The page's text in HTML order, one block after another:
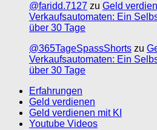
@faridd.7127 zu Geld
Verkaufsautomaten: Ein
über 30 Tage
@365TageSpassShorts zu
Verkaufsautomaten: Ein
über 30 Tage
Erfahrungen
Geld verdienen
Geld verdienen mit KI
Youtube Videos